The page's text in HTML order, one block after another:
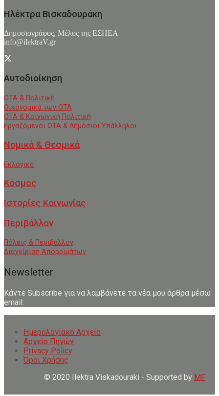
Ηλέκτρα Βισκαδουράκη
Δημοσιογράφος, Μέλος της ΕΣHΕΑ
info@ilektraV.gr
Αυτοδιοίκηση
ΟΤΑ & Πολιτική
Οικονομικά των ΟΤΑ
ΟΤΑ & Κοινωνική Πολιτική
Εργαζόμενοι ΟΤΑ & Δημόσιοι Υπάλληλοι
Νομικά & Θεσμικά
Εκλογικά
Κόσμος
Ιστορίες Κοινωνίας
Περιβάλλον
Πόλεις & Περιβάλλον
Διαχείριση Απορριμάτων
Newsletter
Κάντε Subscribe για να λαμβάνετε τα νέα μου άρθρα μέσω
email:
Ημερολογιακό Αρχείο
Αρχείο Πηγών
Privacy Policy
Όροι Χρήσης
© 2020 Ilektra Viskadouraki - Supported by MF